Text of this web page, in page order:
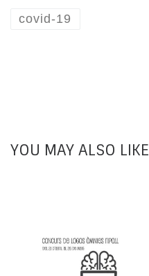
covid-19
YOU MAY ALSO LIKE